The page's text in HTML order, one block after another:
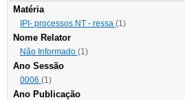
Matéria
IPI- processos NT - ressa (1)
Nome Relator
Não Informado (1)
Ano Sessão
0006 (1)
Ano Publicação